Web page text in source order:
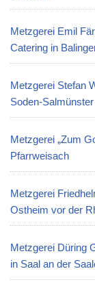
Metzgerei Emil
Catering in
Metzgerei Stefan
Soden-Salmünster
Metzgerei „Zum
Pfarrweisach
Metzgerei
Ostheim vor der
Metzgerei Düring
in Saal an der